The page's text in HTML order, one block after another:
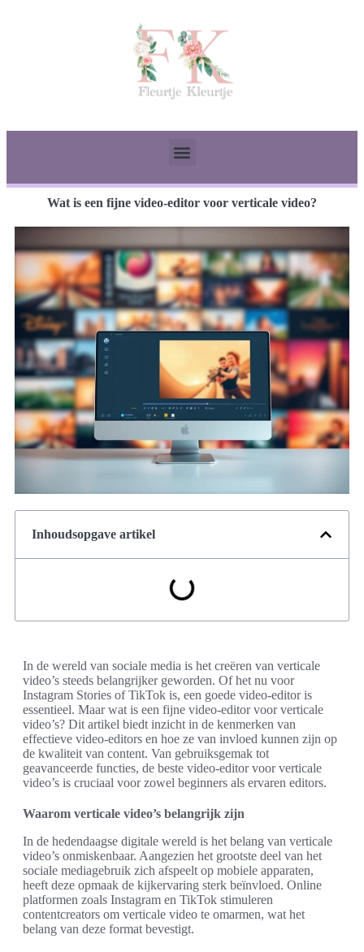
Wat is een fijne video-editor voor verticale video?
Inhoudsopgave artikel
In de wereld van sociale media is het creëren van verticale
video’s steeds belangrijker geworden. Of het nu voor
Instagram Stories of TikTok is, een goede video-editor is
essentieel. Maar wat is een fijne video-editor voor verticale
video’s? Dit artikel biedt inzicht in de kenmerken van
effectieve video-editors en hoe ze van invloed kunnen zijn op
de kwaliteit van content. Van gebruiksgemak tot
geavanceerde functies, de beste video-editor voor verticale
video’s is cruciaal voor zowel beginners als ervaren editors.
Waarom verticale video’s belangrijk zijn
In de hedendaagse digitale wereld is het belang van verticale
video’s onmiskenbaar. Aangezien het grootste deel van het
sociale mediagebruik zich afspeelt op mobiele apparaten,
heeft deze opmaak de kijkervaring sterk beïnvloed. Online
platformen zoals Instagram en TikTok stimuleren
contentcreators om verticale video te omarmen, wat het
belang van deze format bevestigt.